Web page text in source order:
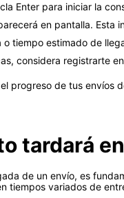
Enter para iniciar la
en pantalla.
tiempo estimado de
considera registrarte
progreso de tus
tardará
de un envío, es
tiempos variados de